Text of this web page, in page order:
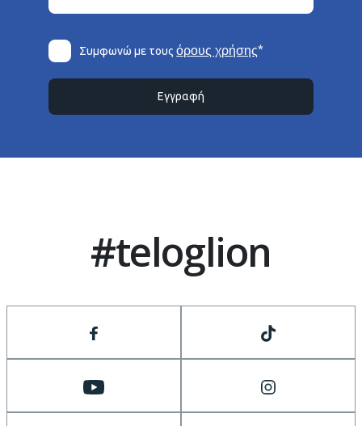
Συμφωνώ με τουςόρους χρήσης*
Εγγραφή
#teloglion